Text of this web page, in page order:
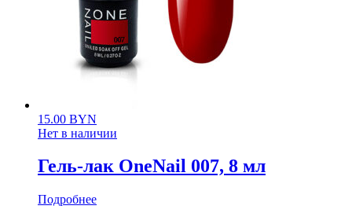
15.00 BYN
Нет в наличии
Гель-лак OneNail 007, 8 мл
Подробнее